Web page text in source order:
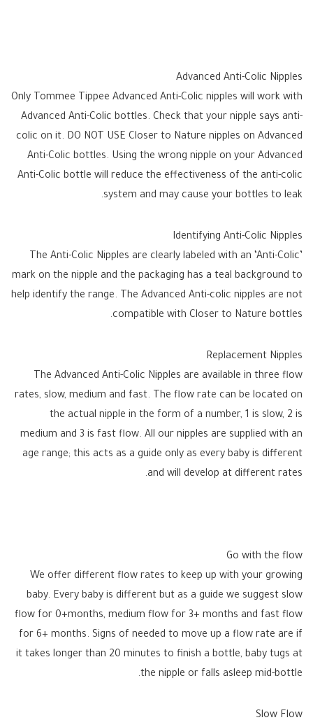
Advanced Anti-Colic Nipples
Only Tommee Tippee Advanced Anti-Colic nipples will work with
Advanced Anti-Colic bottles. Check that your nipple says anti-
colic on it. DO NOT USE Closer to Nature nipples on Advanced
Anti-Colic bottles. Using the wrong nipple on your Advanced
Anti-Colic bottle will reduce the effectiveness of the anti-colic
system and may cause your bottles to leak.
Identifying Anti-Colic Nipples
The Anti-Colic Nipples are clearly labeled with an ‘Anti-Colic’
mark on the nipple and the packaging has a teal background to
help identify the range. The Advanced Anti-colic nipples are not
compatible with Closer to Nature bottles.
Replacement Nipples
The Advanced Anti-Colic Nipples are available in three flow
rates, slow, medium and fast. The flow rate can be located on
the actual nipple in the form of a number, 1 is slow, 2 is
medium and 3 is fast flow. All our nipples are supplied with an
age range; this acts as a guide only as every baby is different
and will develop at different rates.
Go with the flow
We offer different flow rates to keep up with your growing
baby. Every baby is different but as a guide we suggest slow
flow for 0+months, medium flow for 3+ months and fast flow
for 6+ months. Signs of needed to move up a flow rate are if
it takes longer than 20 minutes to finish a bottle, baby tugs at
the nipple or falls asleep mid-bottle.
Slow Flow